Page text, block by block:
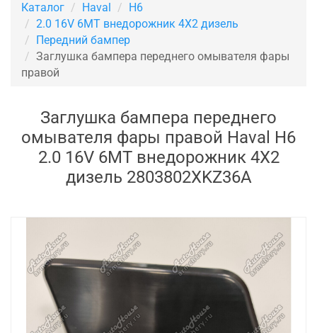
Каталог Haval
H6
2.0 16V 6MT внедорожник 4X2 дизель
Передний бампер
Заглушка бампера переднего омывателя фары
правой
Заглушка бампера переднего
омывателя фары правой Haval H6
2.0 16V 6MT внедорожник 4X2
дизель 2803802XKZ36A